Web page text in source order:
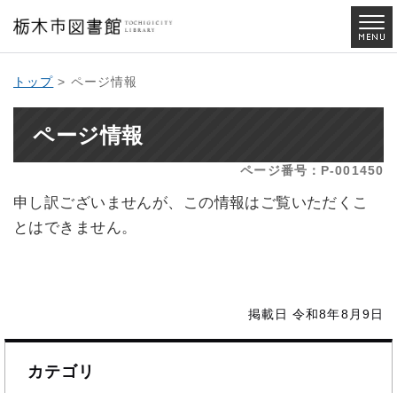
トップ > ページ情報
ページ情報
ページ番号：P-001450
申し訳ございませんが、この情報はご覧いただくこ
とはできません。
掲載日 令和8年8月9日
カテゴリ